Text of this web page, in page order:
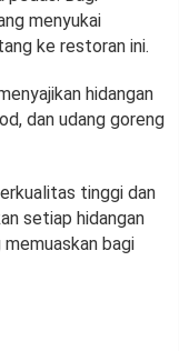
menyukai
ke restoran ini.
hidangan
dan udang goreng
tinggi dan
setiap hidangan
bagi